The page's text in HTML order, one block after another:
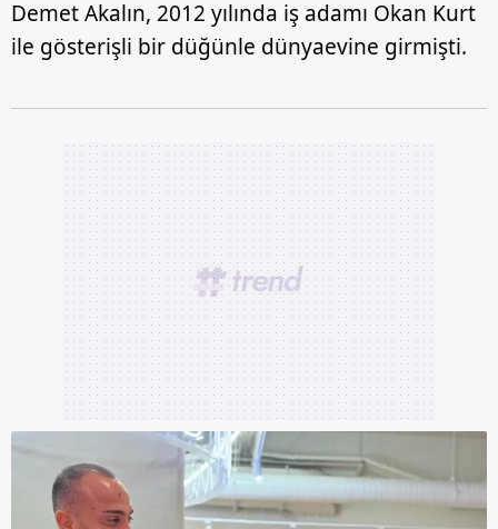
Demet Akalın, 2012 yılında iş adamı Okan Kurt
ile gösterişli bir düğünle dünyaevine girmişti.